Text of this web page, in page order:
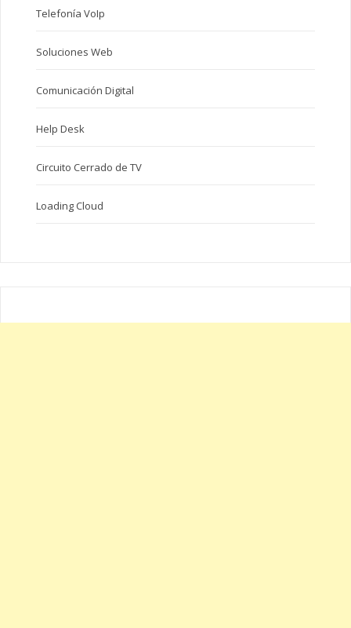
Telefonía VoIp
Soluciones Web
Comunicación Digital
Help Desk
Circuito Cerrado de TV
Loading Cloud